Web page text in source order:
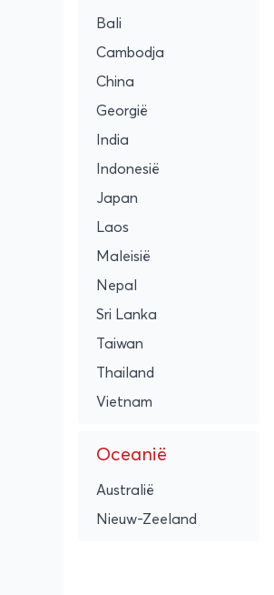
Bali
Cambodja
China
Georgië
India
Indonesië
Japan
Laos
Maleisië
Nepal
Sri Lanka
Taiwan
Thailand
Vietnam
Oceanië
Australië
Nieuw-Zeeland